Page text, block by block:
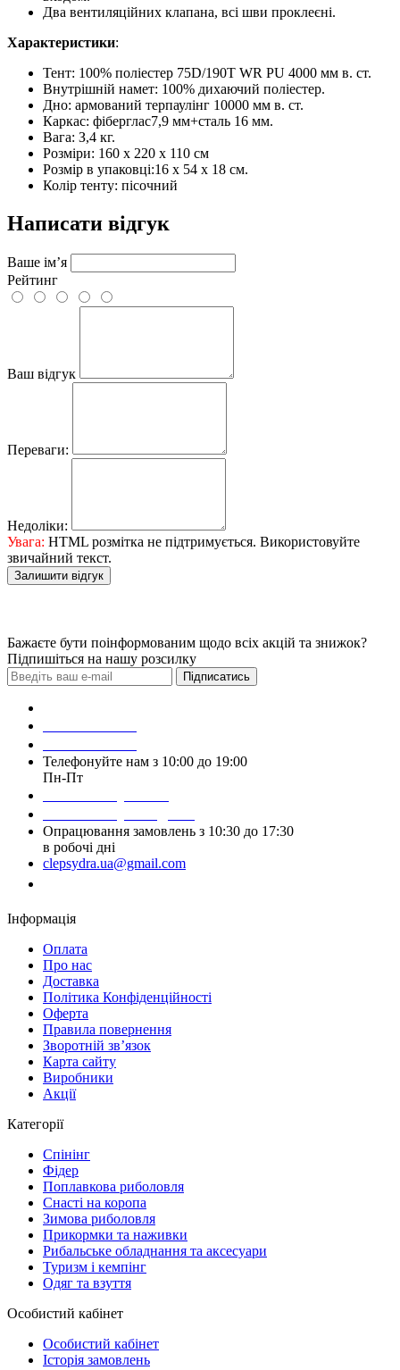
Два вентиляційних клапана, всі шви проклеєні.
Характеристики:
Тент: 100% поліестер 75D/190T WR PU 4000 мм в. ст.
Внутрішній намет: 100% дихаючий поліестер.
Дно: армований терпаулінг 10000 мм в. ст.
Каркас: фіберглас7,9 мм+сталь 16 мм.
Вага: З,4 кг.
Розміри: 160 х 220 х 110 см
Розмір в упаковці:16 x 54 x 18 см.
Колір тенту: пісочний
Написати відгук
Ваше ім’я
Рейтинг
Ваш відгук
Переваги:
Недоліки:
Увага: HTML розмітка не підтримується. Використовуйте
звичайний текст.
Залишити відгук
Бажаєте бути поінформованим щодо всіх акцій та знижок?
Підпишіться на нашу розсилку
Підписатись
Телефонуйте нам з 10:00 до 19:00
Пн-Пт
Опрацювання замовлень з 10:30 до 17:30
в робочі дні
clepsydra.ua@gmail.com
Інформація
Оплата
Про нас
Доставка
Політика Конфіденційності
Оферта
Правила повернення
Зворотній зв’язок
Карта сайту
Виробники
Акції
Категорії
Спінінг
Фідер
Поплавкова риболовля
Снасті на коропа
Зимова риболовля
Прикормки та наживки
Рибальське обладнання та аксесуари
Туризм і кемпінг
Одяг та взуття
Особистий кабінет
Особистий кабінет
Історія замовлень